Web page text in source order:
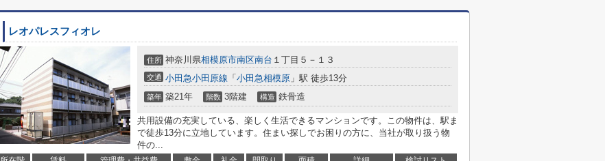
レオパレスフィオレ
住所 神奈川県相模原市南区南台 １丁目５－１３
交通 小田急小田原線 「 小田急相模原 」駅 徒歩13分
築年 築21年 階数 3階建 構造 鉄骨造
共用設備の充実している、楽しく生活できるマンションです。この物件は、駅ま
で徒歩13分に立地しています。住まい探しでお困りの方に、当社が取り扱う物
件の...